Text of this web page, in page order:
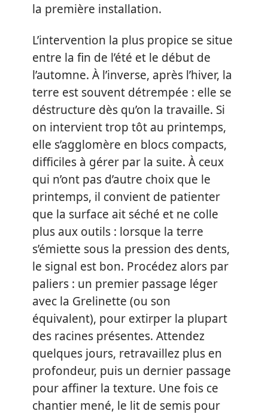
la première installation.
L’intervention la plus propice se situe
entre la fin de l’été et le début de
l’automne. À l’inverse, après l’hiver, la
terre est souvent détrempée : elle se
déstructure dès qu’on la travaille. Si
on intervient trop tôt au printemps,
elle s’agglomère en blocs compacts,
difficiles à gérer par la suite. À ceux
qui n’ont pas d’autre choix que le
printemps, il convient de patienter
que la surface ait séché et ne colle
plus aux outils : lorsque la terre
s’émiette sous la pression des dents,
le signal est bon. Procédez alors par
paliers : un premier passage léger
avec la Grelinette (ou son
équivalent), pour extirper la plupart
des racines présentes. Attendez
quelques jours, retravaillez plus en
profondeur, puis un dernier passage
pour affiner la texture. Une fois ce
chantier mené, le lit de semis pour